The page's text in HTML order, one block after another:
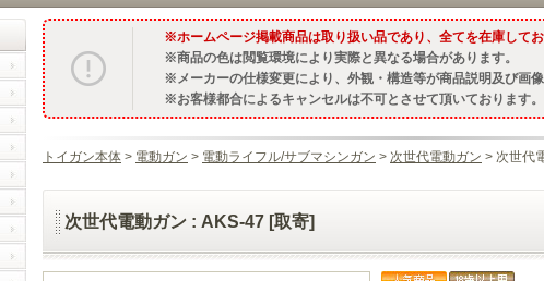
ホームページ掲載商品は取り扱い品であり、全てを在庫して
商品の色は閲覧環境により実際と異なる場合があります。
メーカーの仕様変更により、外観・構造等が商品説明及び画
お客様都合によるキャンセルは不可とさせて頂いております
トイガン本体 > 電動ガン > 電動ライフル/サブマシンガン > 次世代電動ガン > 次世代
次世代電動ガン : AKS-47 [取寄]